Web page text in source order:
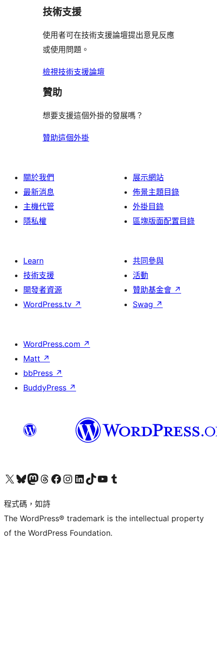
評
技術支援
使用者可在技術支援論壇提出意見反應
或使用問題。
檢視技術支援論壇
贊助
想要支援這個外掛的發展嗎？
贊助這個外掛
關於我們
最新消息
主機代管
隱私權
展示網站
佈景主題目錄
外掛目錄
區塊版面配置目錄
Learn
技術支援
開發者資源
WordPress.tv ↗
共同參與
活動
贊助基金會 ↗
Swag ↗
WordPress.com ↗
Matt ↗
bbPress ↗
BuddyPress ↗
查看我們的 X (之前的 Twitter) 帳號造訪我們的 Bluesky 帳號造訪我們的 Mastodon 帳號造訪我們的 Threads 帳號 造訪我們的 Facebook 粉絲專頁Visit our Instagram account
Visit our LinkedIn account
造訪我們的 TikTok 帳號Visit our YouTube channel
造訪我們的 Tumblr 帳號
程式碼，如詩
The WordPress® trademark is the intellectual property
of the WordPress Foundation.